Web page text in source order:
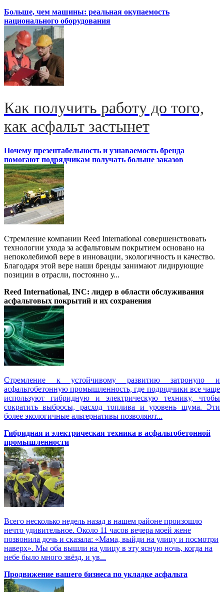
Больше, чем машины: реальная окупаемость
национального оборудования
Как получить работу до того,
как асфальт застынет
Почему презентабельность и узнаваемость бренда
помогают подрядчикам получать больше заказов
Стремление компании Reed International совершенствовать
технологии ухода за асфальтовым покрытием основано на
непоколебимой вере в инновации, экологичность и качество.
Благодаря этой вере наши бренды занимают лидирующие
позиции в отрасли, постоянно у...
Reed International, INC: лидер в области обслуживания
асфальтовых покрытий и их сохранения
Стремление к устойчивому развитию затронуло и
асфальтобетонную промышленность, где подрядчики все чаще
используют гибридную и электрическую технику, чтобы
сократить выбросы, расход топлива и уровень шума. Эти
более экологичные альтернативы позволяют...
Гибридная и электрическая техника в асфальтобетонной
промышленности
Всего несколько недель назад в нашем районе произошло
нечто удивительное. Около 11 часов вечера моей жене
позвонила дочь и сказала: «Мама, выйди на улицу и посмотри
наверх». Мы оба вышли на улицу в эту ясную ночь, когда на
небе было много звёзд, и ув...
Продвижение вашего бизнеса по укладке асфальта